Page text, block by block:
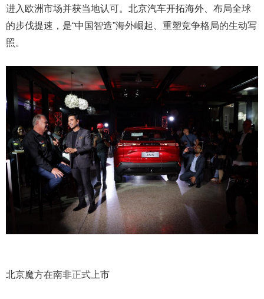
进入欧洲市场并获当地认可。北京汽车开拓海外、布局全球
的步伐提速，是“中国智造”海外崛起、重塑竞争格局的生动写
照。
北京魔方在南非正式上市